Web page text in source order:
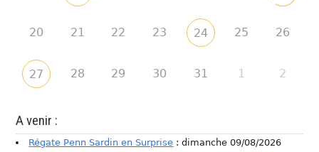
20 21 22 23 24 25 26
27 28 29 30 31 1 2
A venir :
Régate Penn Sardin en Surprise : dimanche 09/08/2026